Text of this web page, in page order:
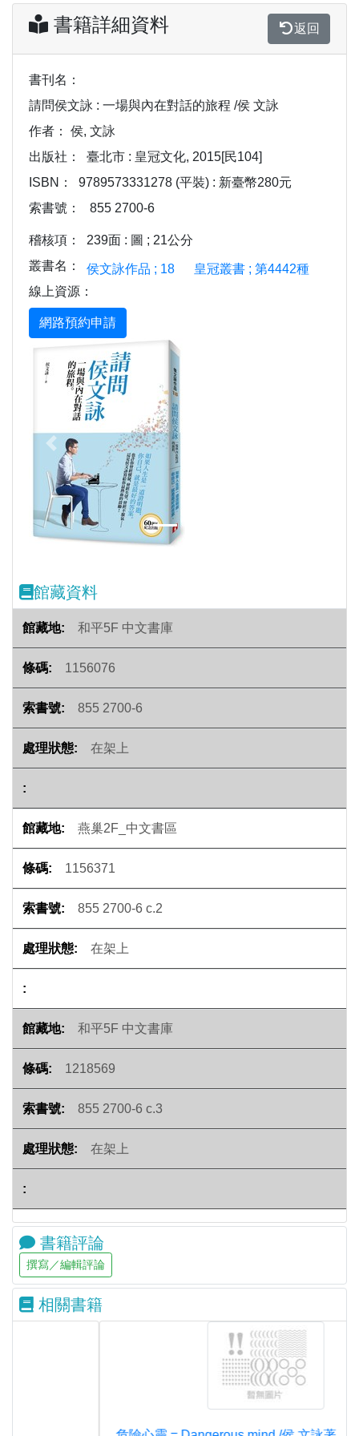
書籍詳細資料 返回
書刊名：
請問侯文詠 : 一場與內在對話的旅程 /侯 文詠
作者：
侯, 文詠
出版社：
臺北市 : 皇冠文化, 2015[民104]
ISBN：
9789573331278 (平裝) : 新臺幣280元
索書號：
855 2700-6
稽核項：
239面 : 圖 ; 21公分
叢書名：
侯文詠作品 ; 18
皇冠叢書 ; 第4442種
線上資源：
Previous
館藏資料
和平5F 中文書庫
1156076
855 2700-6
在架上
燕巢2F_中文書區
1156371
855 2700-6 c.2
在架上
和平5F 中文書庫
1218569
855 2700-6 c.3
在架上
書籍評論
相關書籍